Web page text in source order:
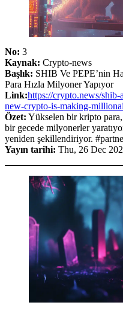
No: 3
Kaynak: Crypto-news
Başlık: SHIB Ve PEPE’nin
Para Hızla Milyoner Yapıyor
Link:https://crypto.news/
new-crypto-is-making-
Özet: Yükselen bir kripto
bir gecede milyonerler
yeniden şekillendiriyor.
Yayın tarihi: Thu, 26 Dec